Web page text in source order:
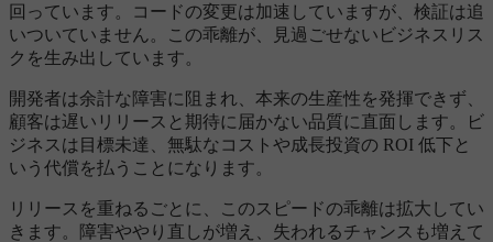
回っています。コードの変更は加速していますが、検証は追
いついていません。この乖離が、見過ごせないビジネスリス
クを生み出しています。
開発者は余計な障害に阻まれ、本来の生産性を発揮できず、
顧客は遅いリリースと期待に届かない品質に直面します。ビ
ジネスは目標未達、無駄なコストや成長投資の ROI 低下と
いう代償を払うことになります。
リリースを重ねるごとに、このスピードの乖離は拡大してい
きます。障害ややり直しが増え、失われるチャンスも増えて